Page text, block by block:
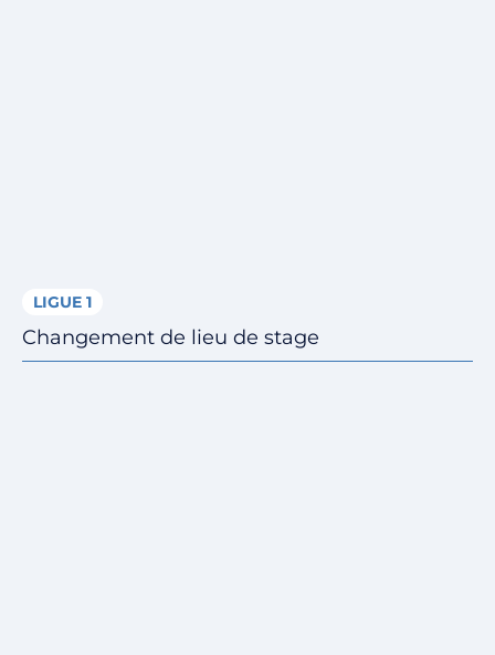
LIGUE 1
Changement de lieu de stage